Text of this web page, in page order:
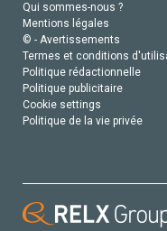
Qui sommes-nous ?
Mentions légales
© - Avertissements
Termes et conditions
Politique rédactionnelle
Politique publicitaire
Cookie settings
Politique de la vie privée